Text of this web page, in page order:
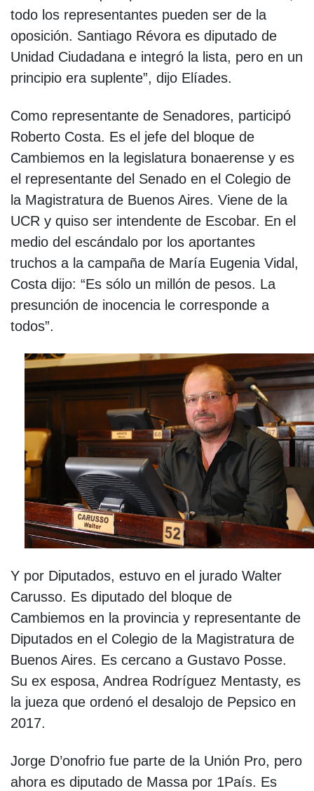
todo los representantes pueden ser de la
oposición. Santiago Révora es diputado de
Unidad Ciudadana e integró la lista, pero en un
principio era suplente”, dijo Elíades.
Como representante de Senadores, participó
Roberto Costa. Es el jefe del bloque de
Cambiemos en la legislatura bonaerense y es
el representante del Senado en el Colegio de
la Magistratura de Buenos Aires. Viene de la
UCR y quiso ser intendente de Escobar. En el
medio del escándalo por los aportantes
truchos a la campaña de María Eugenia Vidal,
Costa dijo: “Es sólo un millón de pesos. La
presunción de inocencia le corresponde a
todos”.
Y por Diputados, estuvo en el jurado Walter
Carusso. Es diputado del bloque de
Cambiemos en la provincia y representante de
Diputados en el Colegio de la Magistratura de
Buenos Aires. Es cercano a Gustavo Posse.
Su ex esposa, Andrea Rodríguez Mentasty, es
la jueza que ordenó el desalojo de Pepsico en
2017.
Jorge D’onofrio fue parte de la Unión Pro, pero
ahora es diputado de Massa por 1País. Es